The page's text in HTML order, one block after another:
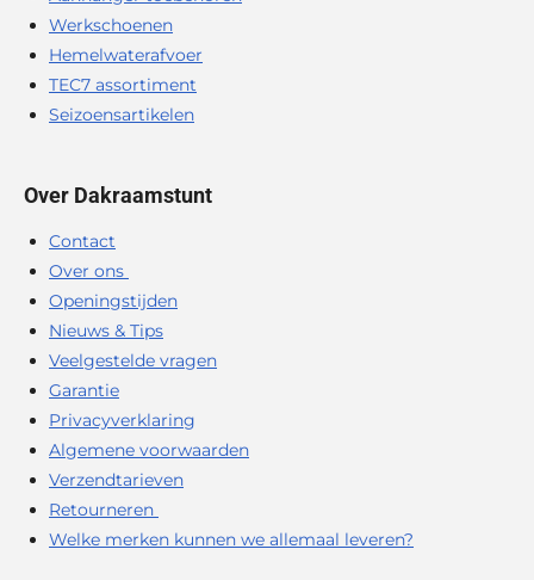
Werkschoenen
Hemelwaterafvoer
TEC7 assortiment
Seizoensartikelen
Over Dakraamstunt
Contact
Over ons
Openingstijden
Nieuws & Tips
Veelgestelde vragen
Garantie
Privacyverklaring
Algemene voorwaarden
Verzendtarieven
Retourneren
Welke merken kunnen we allemaal leveren?